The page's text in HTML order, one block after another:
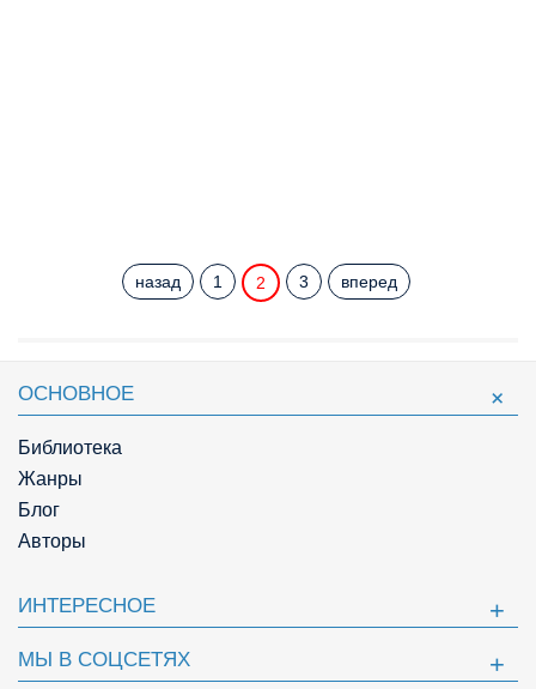
назад 1 2 3 вперед
ОСНОВНОЕ
Библиотека
Жанры
Блог
Авторы
ИНТЕРЕСНОЕ
МЫ В СОЦСЕТЯХ